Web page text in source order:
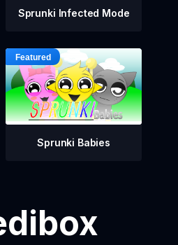
Sprunki Infected Mode
Sprunki Babies